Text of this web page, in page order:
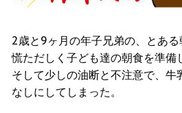
2歳と9ヶ月の年子兄弟の、とある
慌ただしく子ども達の朝食を準備
そして少しの油断と不注意で、牛
なしにしてしまった。